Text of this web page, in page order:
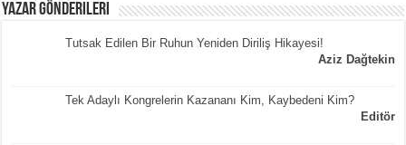
Yazar Gönderileri
Tutsak Edilen Bir Ruhun Yeniden Diriliş Hikayesi!
Aziz Dağtekin
Tek Adaylı Kongrelerin Kazananı Kim, Kaybedeni Kim?
Editör